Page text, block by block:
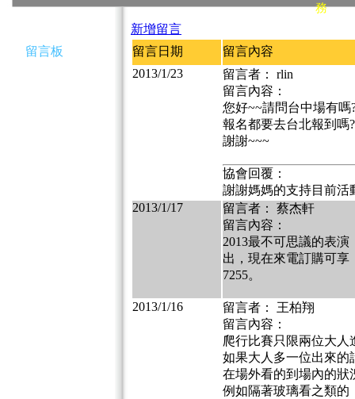
務
留言板
新增留言
留言日期
留言內容
2013/1/23
留言者： rlin
留言內容：
您好~~請問台中場有嗎
報名都要去台北報到嗎?
謝謝~~~
協會回覆：
謝謝媽媽的支持目前活
2013/1/17
留言者： 蔡杰軒
留言內容：
2013最不可思議的表
出，現在來電訂購可享
7255。
2013/1/16
留言者： 王柏翔
留言內容：
爬行比賽只限兩位大人
如果大人多一位出來的
在場外看的到場內的狀
例如隔著玻璃看之類的